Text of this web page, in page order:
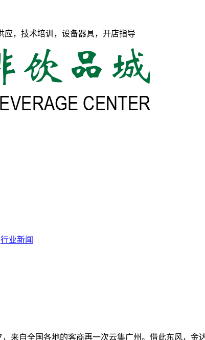
应，技术培训，设备器具，开店指导
行业新闻
来自全国各地的客商再一次云集广州。借此东风，金